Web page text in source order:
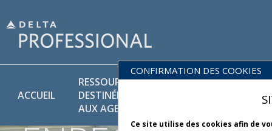
ACCUEIL
RESSOURCES
DESTINÉES
AUX AGENTS
BIBLIOTHÈQUE
ET
VOYAGEZCONFIRMATION DES COOKIES
Ce site utilise des cookies afin de